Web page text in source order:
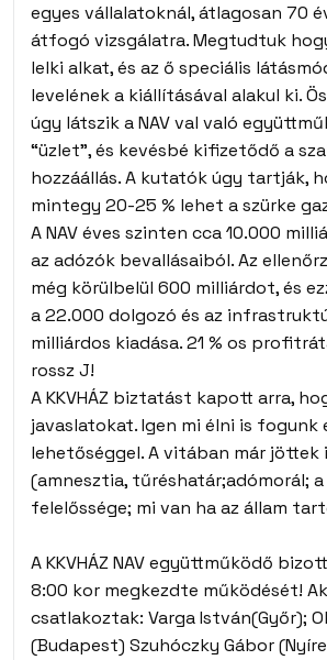
egyes vállalatoknál, átlagosan 70
átfogó vizsgálatra. Megtudtuk
lelki alkat, és az ő speciális
levelének a kiállításával alakul ki.
úgy látszik a NAV val való
“üzlet”, és kevésbé kifizetődő a
hozzáállás. A kutatók úgy tartják,
mintegy 20-25 % lehet a szürke
A NAV éves szinten cca 10.000
az adózók bevallásaiból. Az
még körülbelül 600 milliárdot, és
a 22.000 dolgozó és az
milliárdos kiadása. 21 % os
rossz J!
A KKVHÁZ biztatást kapott arra,
javaslatokat. Igen mi élni is fogunk
lehetőséggel. A vitában már jöttek
(amnesztia, tűréshatár;adómorál;
felelőssége; mi van ha az állam
A KKVHÁZ NAV együttműködő
8:00 kor megkezdte működését!
csatlakoztak: Varga István(Győr);
(Budapest) Szuhóczky Gábor